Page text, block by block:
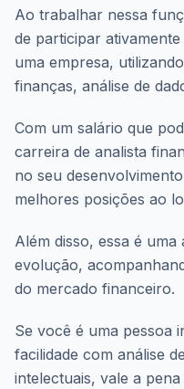
Ao trabalhar nessa
de participar
uma empresa,
finanças, análise de
Com um salário que
carreira de analista
no seu
melhores posições ao
Além disso, essa é
evolução,
do mercado financeiro.
Se você é uma pessoa
facilidade com análise
intelectuais, vale a